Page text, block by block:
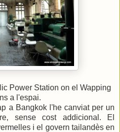
Power Station on el Wapping
a l'espai.
a Bangkok l'he canviat per un
sense cost addicional. El
i el govern tailandès en